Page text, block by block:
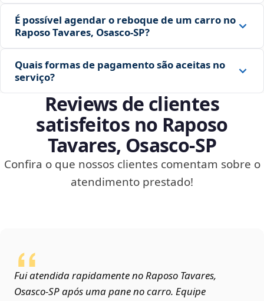
É possível agendar o reboque de um carro no
Raposo Tavares, Osasco‑SP?
Quais formas de pagamento são aceitas no
serviço?
Reviews de clientes
satisfeitos no Raposo
Tavares, Osasco‑SP
Confira o que nossos clientes comentam sobre o
atendimento prestado!
Fui atendida rapidamente no Raposo Tavares,
Osasco‑SP após uma pane no carro. Equipe